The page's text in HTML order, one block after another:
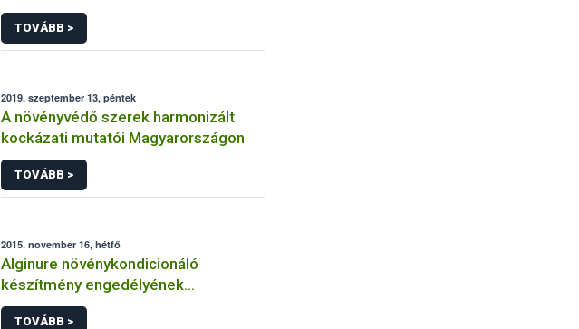
TOVÁBB >
2019. szeptember 13, péntek
A növényvédő szerek harmonizált
kockázati mutatói Magyarországon
TOVÁBB >
2015. november 16, hétfő
Alginure növénykondicionáló
készítmény engedélyének
felfüggesztése
TOVÁBB >